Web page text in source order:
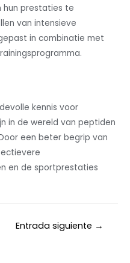
hun prestaties te
van intensieve
in combinatie met
kennis voor
in de wereld van peptiden
een beter begrip van
en de sportprestaties
Entrada siguiente →